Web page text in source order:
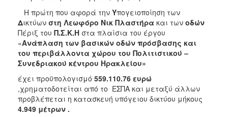
ΑΝΘΕΚΤΙΚΗ
ΠΟΛΗ
Η πρώτη που αφορά την Υπογειοποίηση των
Δικτύων στη Λεωφόρο Νικ Πλαστήρα και των οδών
Πέριξ του Π.Σ.Κ.Η στα πλαίσια του έργου
«Ανάπλαση των βασικών οδών πρόσβασης και
του περιβάλλοντα χώρου του Πολιτιστικού –
Συνεδριακού κέντρου Ηρακλείου»
έχει προϋπολογισμό 559.110.76 ευρώ
,χρηματοδοτείται από το ΕΣΠΑ και μεταξύ άλλων
προβλέπεται η κατασκευή υπόγειου δικτύου μήκους
4.949 μέτρων .